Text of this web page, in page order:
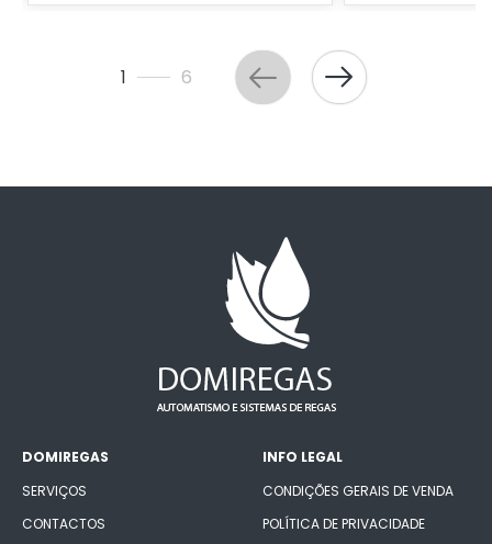
1 6
DOMIREGAS
SERVIÇOS
CONTACTOS
INFO LEGAL
CONDIÇÕES GERAIS DE VENDA
POLÍTICA DE PRIVACIDADE